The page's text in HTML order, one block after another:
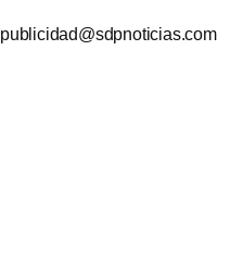
publicidad@sdpnoticias.com